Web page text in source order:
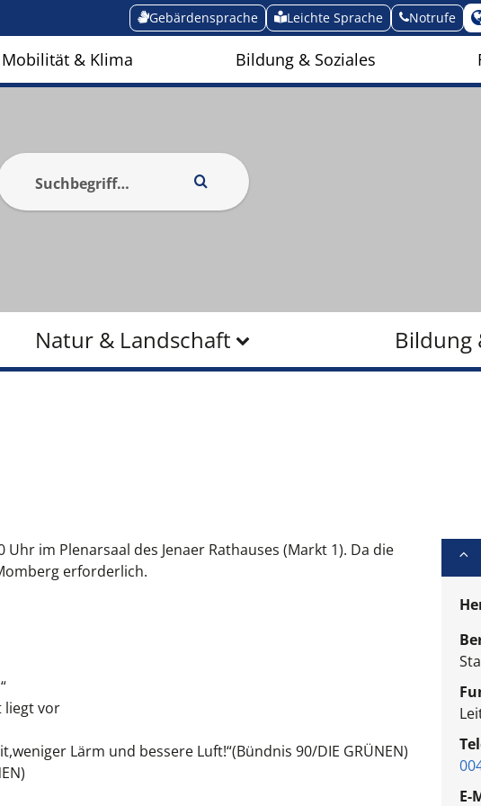
Gebärdensprache Leichte Sprache Notrufe
& Klima Bildung & Soziales
Natur & Landschaft Bildung
im Plenarsaal des Jenaer Rathauses (Markt 1). Da die
erforderlich.
“
liegt vor
weniger Lärm und bessere Luft!“(Bündnis 90/DIE GRÜNEN)
E-